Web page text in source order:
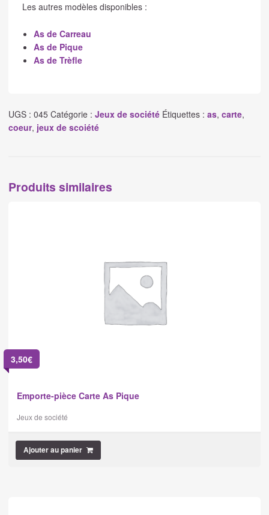
Les autres modèles disponibles :
As de Carreau
As de Pique
As de Trèfle
UGS : 045 Catégorie : Jeux de société Étiquettes : as, carte,
coeur, jeux de scoiété
Produits similaires
3,50€
Emporte-pièce Carte As Pique
Jeux de société
Ajouter au panier